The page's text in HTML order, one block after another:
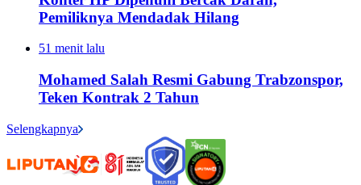
Pemiliknya Mendadak Hilang
51 menit lalu
Mohamed Salah Resmi Gabung Trabzonspor,
Teken Kontrak 2 Tahun
Selengkapnya